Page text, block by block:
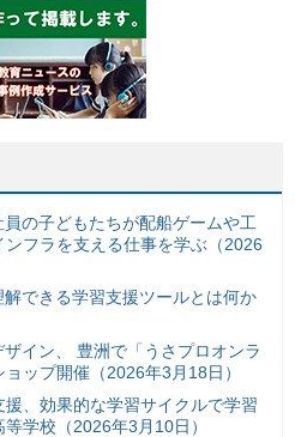
の子どもたちが配船ゲームや工
フラを支える仕事を学ぶ（2026
解できる学習支援ツールとは何か
イン、 豊洲で「うさプロオンラ
ップ開催（2026年3月18日）
、効果的な学習サイクルで学習
学校（2026年3月10日）